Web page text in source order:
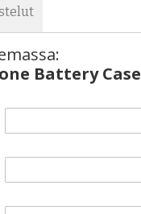
Case
Battery Case